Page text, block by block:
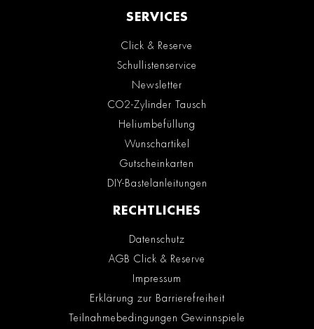
SERVICES
Click & Reserve
Schullistenservice
Newsletter
CO2-Zylinder Tausch
Heliumbefüllung
Wunschartikel
Gutscheinkarten
DIY-Bastelanleitungen
RECHTLICHES
Datenschutz
AGB Click & Reserve
Impressum
Erklärung zur Barrierefreiheit
Teilnahmebedingungen Gewinnspiele